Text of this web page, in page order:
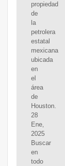
propiedad
de
la
petrolera
estatal
mexicana
ubicada
en
el
área
de
Houston.
28
Ene,
2025
Buscar
en
todo